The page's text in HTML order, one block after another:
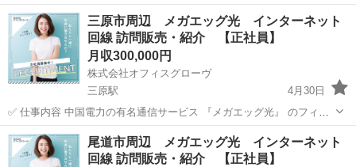
ルドセールスをお任せします！ お客様宅を訪問し、サービスのご案
内・営業 営業手法は自由！ ポスティングや訪問営業など、あなたの
スタイ...
広島 竹原市 竹原駅 未経験
三原市周辺 メガエッグ光 インターネット
回線 訪問販売・紹介 【正社員】
月収300,000円
株式会社オフィスグローヴ
三原駅
4月30日
✅ 仕事内容 中国電力の有名通信サービス 『メガエッグ光』 のフィー
ルドセールスをお任せします！ お客様宅を訪問し、サービスのご案
内・営業 営業手法は自由！ ポスティングや訪問営業など、あなたの
スタイ...
広島 三原市 三原駅 未経験
尾道市周辺 メガエッグ光 インターネット
回線 訪問販売・紹介 【正社員】